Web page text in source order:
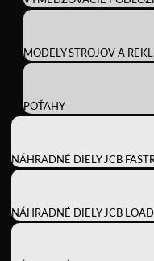
MODELY STROJOV A
POŤAHY
NÁHRADNÉ DIELY JCB
NÁHRADNÉ DIELY JCB